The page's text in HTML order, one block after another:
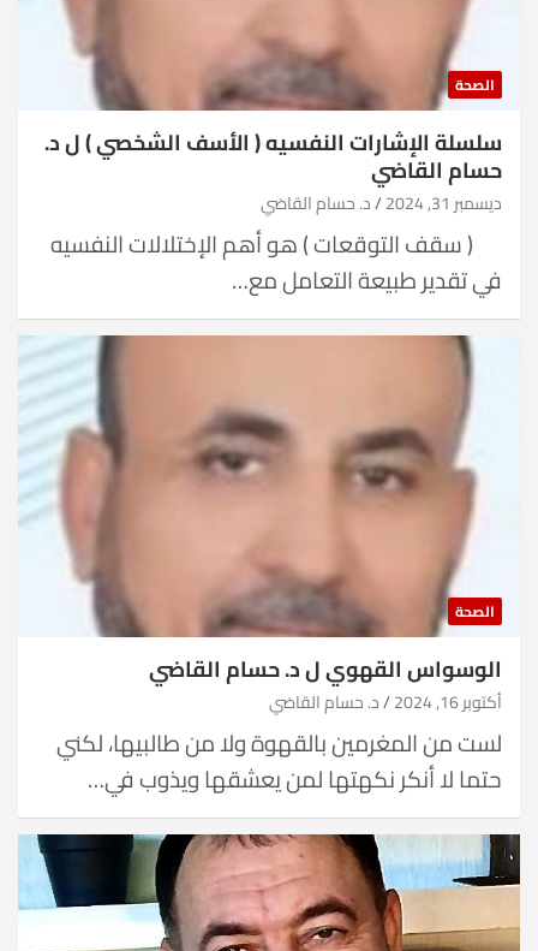
الصحة
سلسلة الإشارات النفسيه ( الأسف الشخصي ) ل د.
حسام القاضي
ديسمبر 31, 2024 د. حسام القاضي
( سقف التوقعات ) هو أهم الإختلالات النفسيه
في تقدير طبيعة التعامل مع…
الصحة
الوسواس القهوي ل د. حسام القاضي
أكتوبر 16, 2024 د. حسام القاضي
لست من المغرمين بالقهوة ولا من طالبيها، لكني
حتما لا أنكر نكهتها لمن يعشقها ويذوب في…